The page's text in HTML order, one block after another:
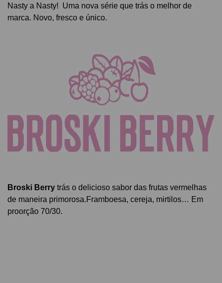
Nasty a Nasty! Uma nova série que trás o melhor de
marca. Novo, fresco e único.
Broski Berry trás o delicioso sabor das frutas vermelhas
de maneira primorosa.Framboesa, cereja, mirtilos… Em
proorção 70/30.